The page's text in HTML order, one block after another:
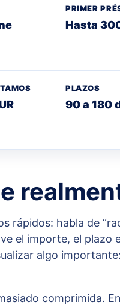
PRIMER
Hasta
PLAZOS
90 a 180
rápidos: habla de
el importe, el plazo
algo
comprimida.